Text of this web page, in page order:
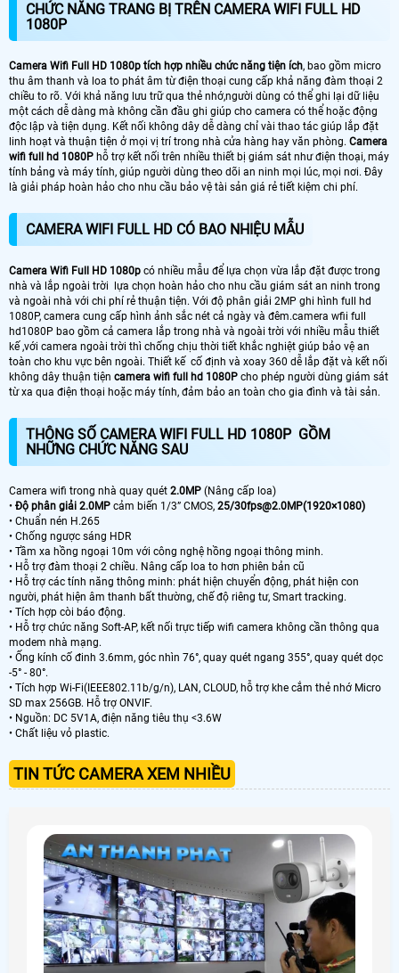
CHỨC NĂNG TRANG BỊ TRÊN CAMERA WIFI FULL HD
1080P
Camera Wifi Full HD 1080p tích hợp nhiều chức năng tiện ích, bao gồm micro
thu âm thanh và loa to phát âm từ điện thoại cung cấp khả năng đàm thoại 2
chiều to rõ. Với khả năng lưu trữ qua thẻ nhớ,người dùng có thể ghi lại dữ liệu
một cách dễ dàng mà không cần đầu ghi giúp cho camera có thể hoặc động
độc lập và tiện dụng. Kết nối không dây dễ dàng chỉ vài thao tác giúp lắp đặt
linh hoạt và thuận tiện ở mọi vị trí trong nhà cửa hàng hay văn phòng. Camera
wifi full hd 1080P hỗ trợ kết nối trên nhiều thiết bị giám sát như điện thoại, máy
tính bảng và máy tính, giúp người dùng theo dõi an ninh mọi lúc, mọi nơi. Đây
là giải pháp hoàn hảo cho nhu cầu bảo vệ tài sản giá rẻ tiết kiệm chi phí.
CAMERA WIFI FULL HD CÓ BAO NHIỆU MẪU
Camera Wifi Full HD 1080p có nhiều mẫu để lựa chọn vừa lắp đặt được trong
nhà và lắp ngoài trời lựa chọn hoàn hảo cho nhu cầu giám sát an ninh trong
và ngoài nhà với chi phí rẻ thuận tiện. Với độ phân giải 2MP ghi hình full hd
1080P, camera cung cấp hình ảnh sắc nét cả ngày và đêm.camera wfii full
hd1080P bao gồm cả camera lắp trong nhà và ngoài trời với nhiều mẫu thiết
kế ,với camera ngoài trời thì chống chịu thời tiết khắc nghiệt giúp bảo vệ an
toàn cho khu vực bên ngoài. Thiết kế cố định và xoay 360 dễ lắp đặt và kết nối
không dây thuận tiện camera wifi full hd 1080P cho phép người dùng giám sát
từ xa qua điện thoại hoặc máy tính, đảm bảo an toàn cho gia đình và tài sản.
THÔNG SỐ CAMERA WIFI FULL HD 1080P GỒM
NHỮNG CHỨC NĂNG SAU
Camera wifi trong nhà quay quét 2.0MP (Nâng cấp loa)
• Độ phân giải 2.0MP cảm biến 1/3” CMOS, 25/30fps@2.0MP(1920×1080)
• Chuẩn nén H.265
• Chống ngược sáng HDR
• Tầm xa hồng ngoại 10m với công nghệ hồng ngoại thông minh.
• Hỗ trợ đàm thoại 2 chiều. Nâng cấp loa to hơn phiên bản cũ
• Hỗ trợ các tính năng thông minh: phát hiện chuyển động, phát hiện con
người, phát hiện âm thanh bất thường, chế độ riêng tư, Smart tracking.
• Tích hợp còi báo động.
• Hỗ trợ chức năng Soft-AP, kết nối trực tiếp wifi camera không cần thông qua
modem nhà mạng.
• Ống kính cố đinh 3.6mm, góc nhìn 76°, quay quét ngang 355°, quay quét dọc
-5° - 80°.
• Tích hợp Wi-Fi(IEEE802.11b/g/n), LAN, CLOUD, hỗ trợ khe cắm thẻ nhớ Micro
SD max 256GB. Hỗ trợ ONVIF.
• Nguồn: DC 5V1A, điện năng tiêu thụ <3.6W
• Chất liệu vỏ plastic.
TIN TỨC CAMERA XEM NHIỀU